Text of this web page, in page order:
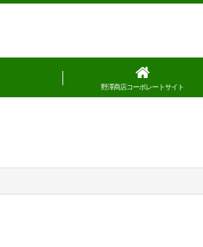
野澤商店コーポレートサイト